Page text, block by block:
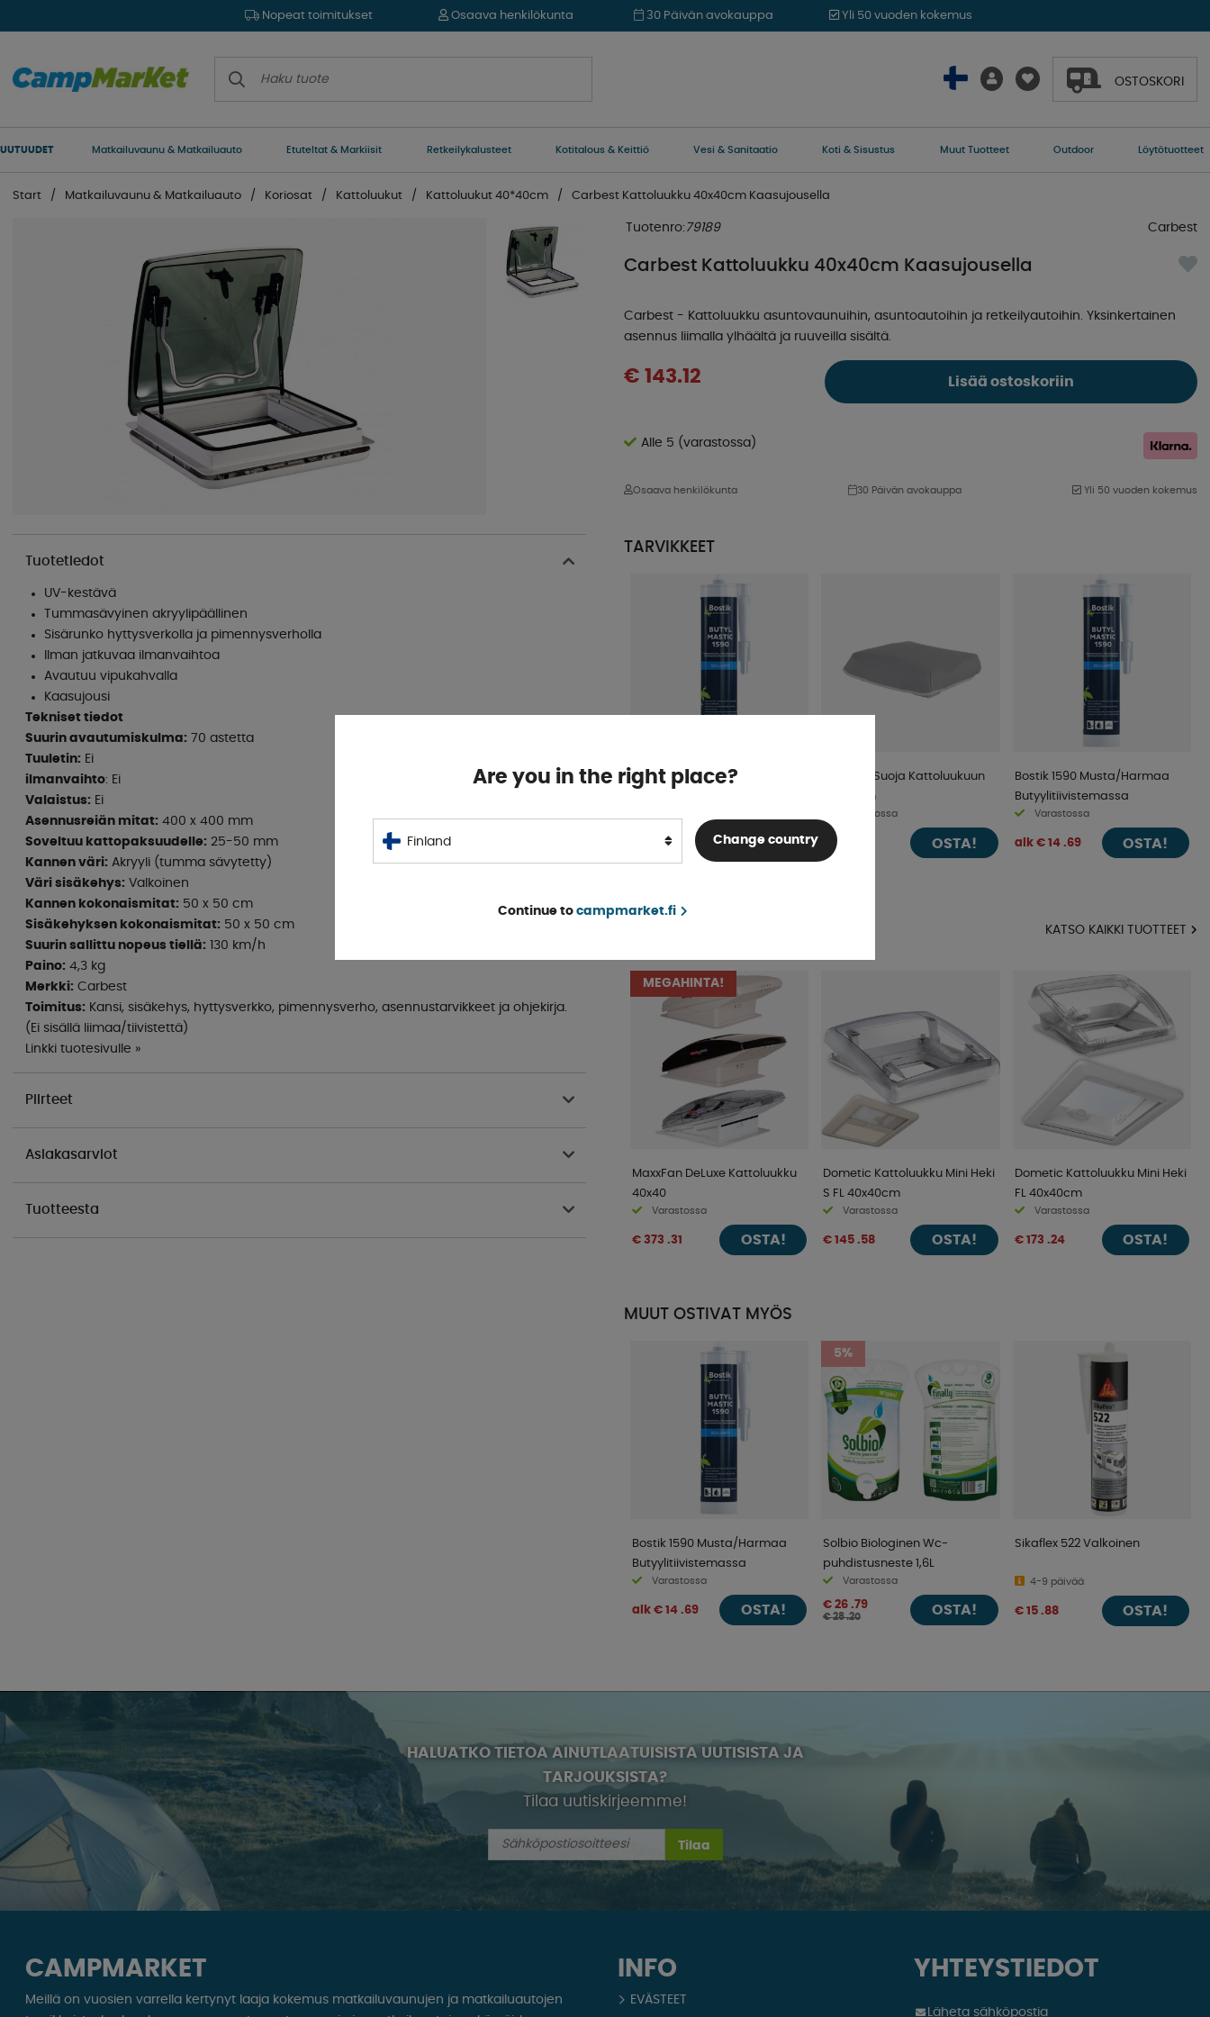
Nopeat toimitukset Osaava henkilökunta 30 Päivän avokauppa Yli 50 vuoden kokemus
OSTOSKORI
UUTUUDET Matkailuvaunu & Matkailuauto Etuteltat & Markiisit Retkeilykalusteet Kotitalous & Keittiö Vesi & Sanitaatio Koti & Sisustus Muut Tuotteet Outdoor Löytötuotteet
Start Matkailuvaunu & Matkailuauto Koriosat Kattoluukut Kattoluukut 40*40cm Carbest Kattoluukku 40x40cm Kaasujousella
Tuotenro: 79189
Carbest Kattoluukku 40x40cm Kaasujousella
Carbest - Kattoluukku asuntovaunuihin, asuntoautoihin ja retkeilyautoihin. Yksinkertainen
asennus liimalla ylhäältä ja ruuveilla sisältä.
€ 143.12
Carbest
Lisää ostoskoriin
Alle 5 (varastossa)
Osaava henkilökunta 30 Päivän avokauppa Yli 50 vuoden kokemus
Tuotetiedot
UV-kestävä
Tummasävyinen akryylipäällinen
Sisärunko hyttysverkolla ja pimennysverholla
Ilman jatkuvaa ilmanvaihtoa
Avautuu vipukahvalla
Kaasujousi
Tekniset tiedot
Suurin avautumiskulma: 70 astetta
Tuuletin: Ei
ilmanvaihto: Ei
Valaistus: Ei
Asennusreiän mitat: 400 x 400 mm
Soveltuu kattopaksuudelle: 25-50 mm
Kannen väri: Akryyli (tumma sävytetty)
Väri sisäkehys: Valkoinen
Kannen kokonaismitat: 50 x 50 cm
Sisäkehyksen kokonaismitat: 50 x 50 cm
Suurin sallittu nopeus tiellä: 130 km/h
Paino: 4,3 kg
Merkki: Carbest
Toimitus: Kansi, sisäkehys, hyttysverkko, pimennysverho, asennustarvikkeet ja ohjekirja.
(Ei sisällä liimaa/tiivistettä)
Linkki tuotesivulle »
Piirteet
Asiakasarviot
Tuotteesta
TARVIKKEET
Bostik 1590 Musta/Harmaa
alk € 14 .69 OSTA!
Carbest Suoja Kattoluukuun
40x40cm
Varastossa
€ 34 .59 OSTA!
Bostik 1590 Musta/Harmaa
Butyylitiivistemassa
Varastossa
alk € 14 .69 OSTA!
SUOSITTU SAMASSA
KATSO KAIKKI TUOTTEET
MEGAHINTA!
MaxxFan DeLuxe Kattoluukku
40x40
Varastossa
€ 373 .31 OSTA!
Dometic Kattoluukku Mini Heki
S FL 40x40cm
Varastossa
€ 145 .58 OSTA!
Dometic Kattoluukku Mini Heki
FL 40x40cm
Varastossa
€ 173 .24 OSTA!
MUUT OSTIVAT MYÖS
Bostik 1590 Musta/Harmaa
Butyylitiivistemassa
Varastossa
alk € 14 .69 OSTA!
5%
Solbio Biologinen Wc-
puhdistusneste 1,6L
Varastossa
€ 26 .79
€ 28 .20 OSTA!
Sikaflex 522 Valkoinen
4-9 päivää
€ 15 .88 OSTA!
Are you in the right place?
Finland Change country
Continue to campmarket.fi
HALUATKO TIETOA AINUTLAATUISISTA UUTISISTA JA
TARJOUKSISTA?
Tilaa uutiskirjeemme!
Tilaa
INFO
EVÄSTEET
YHTEYSTIEDOT
Läheta sähköpostia
CAMPMARKET
Meillä on vuosien varrella kertynyt laaja kokemus matkailuvaunujen ja matkailuautojen